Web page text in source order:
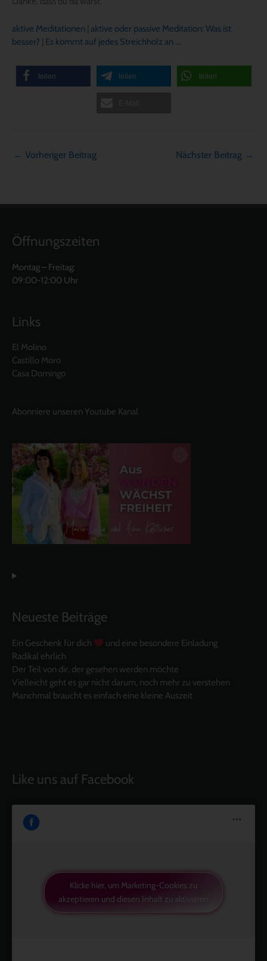
aktive Meditationen aktive oder passive Meditation: Was ist
besser?
Es kommt auf jedes Streichholz an …
teilen teilen teilen
← Vorheriger Beitrag Nächster Beitrag →
Öffnungszeiten
Montag – Freitag:
09:00-12:00 Uhr
Links
El Molino
Castillo Moro
Casa Domingo
Abonniere unseren Youtube Kanal
Neueste Beiträge
Ein Geschenk für dich
und eine besondere Einladung
Radikal ehrlich
Der Teil von dir, der gesehen werden möchte
Vielleicht geht es gar nicht darum, noch mehr zu verstehen
Manchmal braucht es einfach eine kleine Auszeit
Like uns auf Facebook
Klicke hier, um Marketing-Cookies zu
akzeptieren und diesen Inhalt zu aktivieren